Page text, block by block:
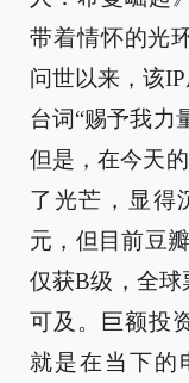
带着情怀的光
问世以来，该
台词“赐予我力
但是，在今天
了光芒，显得
元，但目前豆
仅获B级，全球
可及。巨额投
就是在当下的